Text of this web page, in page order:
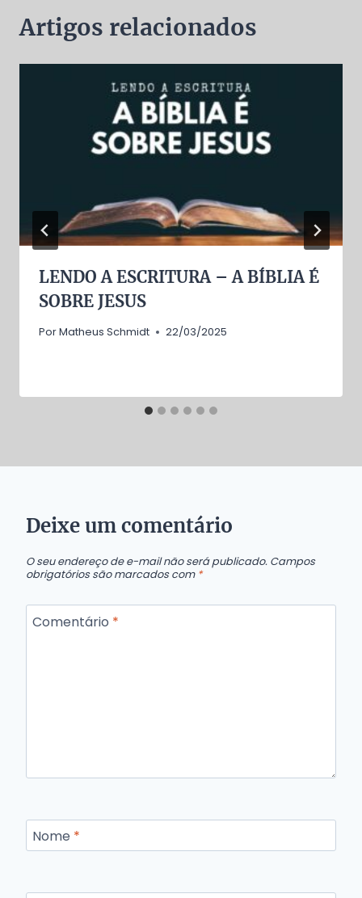
Artigos relacionados
LENDO A ESCRITURA – A BÍBLIA É
SOBRE JESUS
PorMatheus Schmidt 22/03/2025
Deixe um comentário
O seu endereço de e-mail não será publicado. Campos
obrigatórios são marcados com *
Comentário *
Nome *